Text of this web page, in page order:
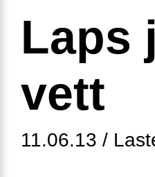
Laps
vett
11.06.13 /